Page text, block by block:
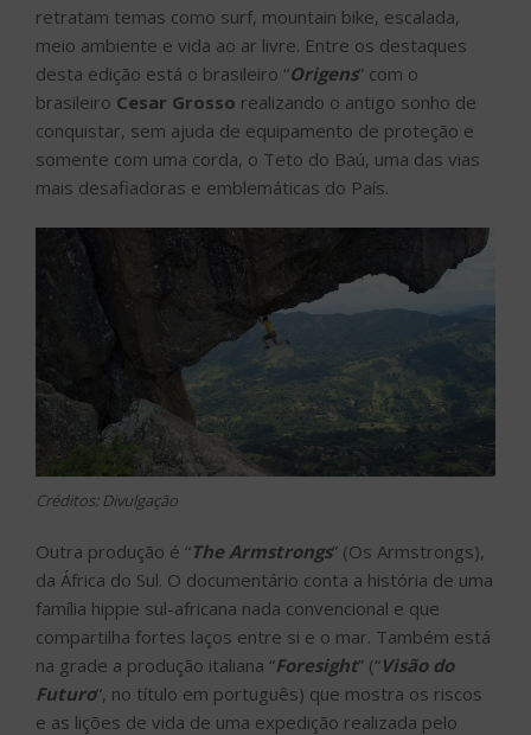
retratam temas como surf, mountain bike, escalada,
meio ambiente e vida ao ar livre. Entre os destaques
desta edição está o brasileiro “Origens” com o
brasileiro Cesar Grosso realizando o antigo sonho de
conquistar, sem ajuda de equipamento de proteção e
somente com uma corda, o Teto do Baú, uma das vias
mais desafiadoras e emblemáticas do País.
Créditos: Divulgação
Outra produção é “The Armstrongs” (Os Armstrongs),
da África do Sul. O documentário conta a história de uma
família hippie sul-africana nada convencional e que
compartilha fortes laços entre si e o mar. Também está
na grade a produção italiana “Foresight” (“Visão do
Futuro“, no título em português) que mostra os riscos
e as lições de vida de uma expedição realizada pelo